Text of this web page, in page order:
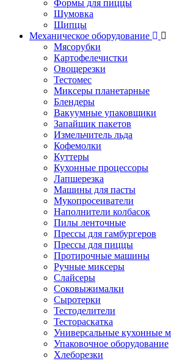
Формы для пиццы
Шумовка
Щипцы
Механическое оборудование
Мясорубки
Картофелечистки
Овощерезки
Тестомес
Миксеры планетарные
Блендеры
Вакуумные упаковщики
Запайщик пакетов
Измельчитель льда
Кофемолки
Куттеры
Кухонные процессоры
Лапшерезка
Машины для пасты
Мукопросеиватели
Наполнители колбасок
Пилы ленточные
Прессы для гамбургеров
Прессы для пиццы
Протирочные машины
Ручные миксеры
Слайсеры
Соковыжималки
Сыротерки
Тестоделители
Тестораскатка
Универсальные кухонные
Упаковочное оборудование
Хлеборезки